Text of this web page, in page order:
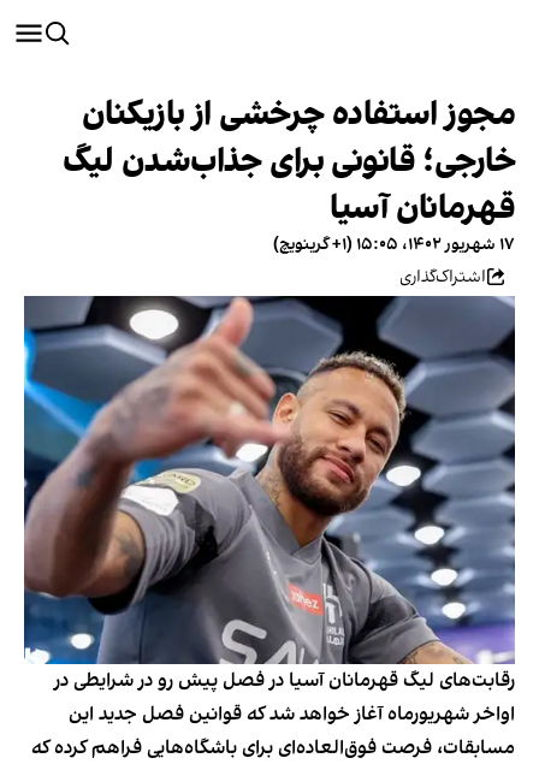
مجوز استفاده چرخشی از بازیکنان
خارجی؛ قانونی برای جذاب‌شدن لیگ
قهرمانان آسیا
۱۷ شهریور ۱۴۰۲، ۱۵:۰۵ (‎+۱ گرینویچ)
اشتراک‌گذاری
رقابت‌های لیگ قهرمانان آسیا در فصل پیش رو در شرایطی در
اواخر شهریورماه آغاز خواهد شد که قوانین فصل جدید این
مسابقات، فرصت فوق‌العاده‌ای برای باشگاه‌هایی فراهم کرده که